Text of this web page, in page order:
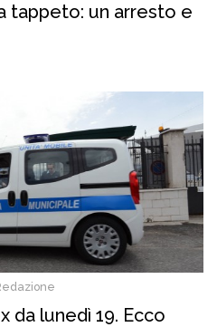
tappeto: un arresto e
da lunedì 19. Ecco